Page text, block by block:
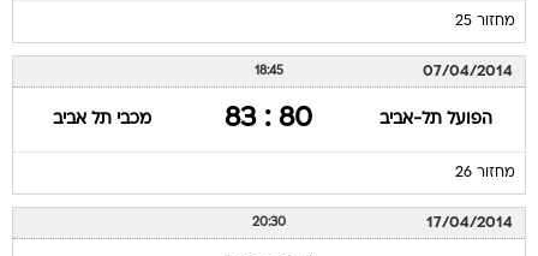
07/04/2014
הפועל תל-אביב 80 : 83 מכבי תל אביב
מחזור 26
17/04/2014
מכבי חיפה 85 : 79 הפועל תל-אביב